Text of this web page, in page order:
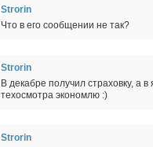
Strorin
Что в его сообщении не так?
Strorin
В декабре получил страховку, а
техосмотра экономлю :)
Strorin